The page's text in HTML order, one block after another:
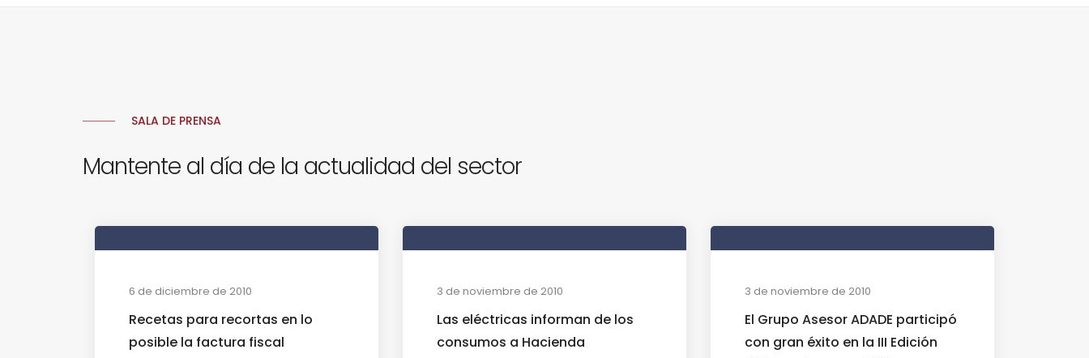
SALA DE PRENSA
Mantente al día de la actualidad del sector
6 de diciembre de 2010
Recetas para recortas en lo
posible la factura fiscal
3 de noviembre de 2010
Las eléctricas informan de los
consumos a Hacienda
3 de noviembre de 2010
El Grupo Asesor ADADE participó
con gran éxito en la III Edición